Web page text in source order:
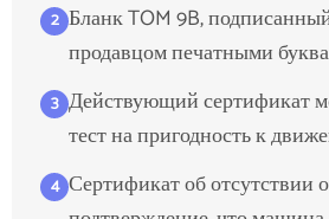
2 Бланк TOM 9B,
продавцом печатными
3 Действующий сертификат
тест на пригодность к
4 Сертификат об отсутствии